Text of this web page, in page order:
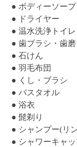
● ボディーソープ
● ドライヤー
● 温水洗浄トイレ
● 歯ブラシ・歯
● 石けん
● 羽毛布団
● くし・ブラシ
● バスタオル
● 浴衣
● 髭剃り
● シャンプー(リ
● シャワーキャ